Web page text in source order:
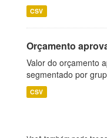
CSV
Orçamento
Valor do orçamento
segmentado por
CSV